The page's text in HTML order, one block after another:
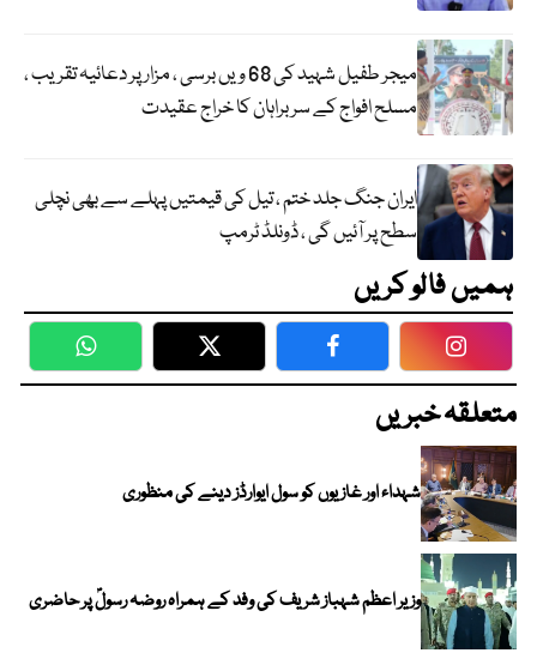
میجر طفیل شہید کی 68 ویں برسی ، مزار پر دعائیہ تقریب ،
مسلح افواج کے سربراہان کا خراج عقیدت
ایران جنگ جلد ختم ، تیل کی قیمتیں پہلے سے بھی نچلی
سطح پر آئیں گی ، ڈونلڈ ٹرمپ
ہمیں فالو کریں
WhatsApp Twitter Facebook
متعلقہ خبریں
شہداء اور غازیوں کو سول ایوارڈز دینے کی منظوری
وزیر اعظم شہباز شریف کی وفد کے ہمراہ روضہ رسولؐ پر حاضری